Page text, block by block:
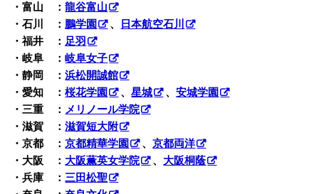
・富山 ：龍谷富山
・石川 ： 鵬学園 、
日本航空石川
・福井 ： 足羽
・岐阜 ：岐阜女子
・静岡 ：浜松開誠館
・愛知 ：桜花学園 、星城 、安城学園
・三重 ： メリノール学院
・滋賀 ：滋賀短大附
・京都 ：京都精華学園 、京都両洋
・大阪 ： 大阪薫英女学院 、 大阪桐蔭
・兵庫 ： 三田松聖